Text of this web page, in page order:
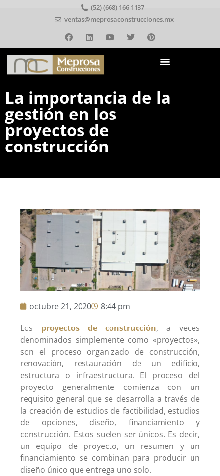
(52) (668) 166 1137
ventas@meprosaconstrucciones.mx
La importancia de la
gestión en los
proyectos de
construcción
octubre 21, 2020
8:44 pm
Los proyectos de construcción, a veces
denominados simplemente como «proyectos»,
son el proceso organizado de construcción,
renovación, restauración de un edificio,
estructura o infraestructura. El proceso del
proyecto generalmente comienza con un
requisito general que se desarrolla a través de
la creación de estudios de factibilidad, estudios
de opciones, diseño, financiamiento y
construcción. Estos suelen ser únicos. Es decir,
un equipo de proyecto, un resumen y un
financiamiento se combinan para producir un
diseño único que entrega uno solo.